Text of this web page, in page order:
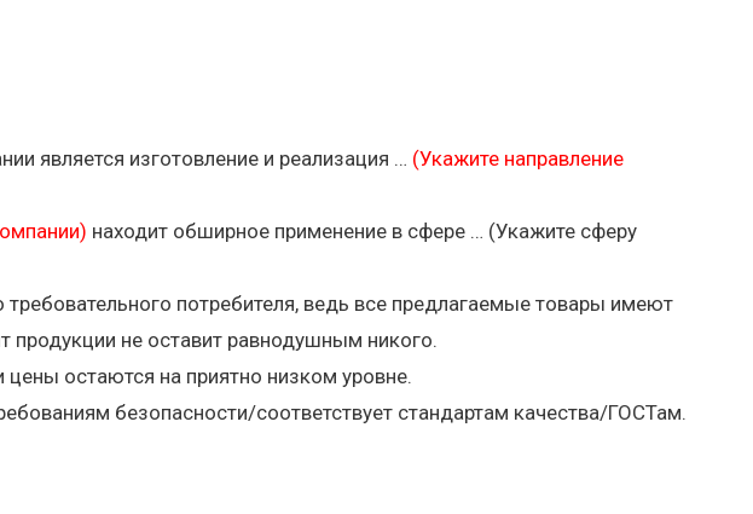
является изготовление и реализация … (Укажите направление
находит обширное применение в сфере … (Укажите сферу
потребителя, ведь все предлагаемые товары имеют
продукции не оставит равнодушным никого.
остаются на приятно низком уровне.
безопасности/соответствует стандартам качества/ГОСТам.